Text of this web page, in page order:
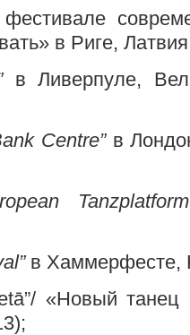
в Риге,
в Ливерпуле,
Centre”в
в Хаммерфесте,
«Новый